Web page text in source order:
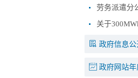
劳务派遣分
政府信息
政府网站年